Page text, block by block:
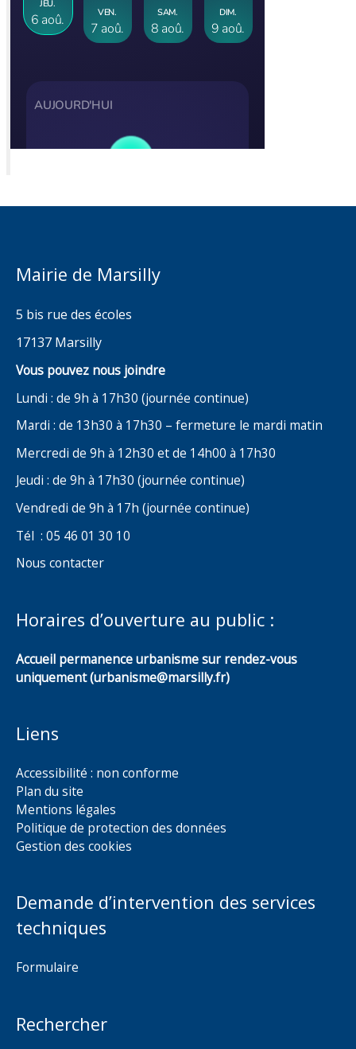
Mairie de Marsilly
5 bis rue des écoles
17137 Marsilly
Vous pouvez nous joindre
Lundi : de 9h à 17h30 (journée continue)
Mardi : de 13h30 à 17h30 – fermeture le mardi matin
Mercredi de 9h à 12h30 et de 14h00 à 17h30
Jeudi : de 9h à 17h30 (journée continue)
Vendredi de 9h à 17h (journée continue)
Tél : 05 46 01 30 10
Nous contacter
Horaires d’ouverture au public :
Accueil permanence urbanisme sur rendez-vous
uniquement (urbanisme@marsilly.fr)
Liens
Accessibilité : non conforme
Plan du site
Mentions légales
Politique de protection des données
Gestion des cookies
Demande d’intervention des services
techniques
Formulaire
Rechercher